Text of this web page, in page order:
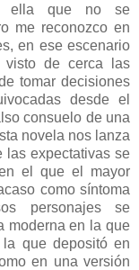
ella que no se
me reconozco en
en ese escenario
visto de cerca las
tomar decisiones
desde el
consuelo de una
novela nos lanza
las expectativas se
el que el mayor
como síntoma
personajes se
moderna en la que
que depositó en
en una versión